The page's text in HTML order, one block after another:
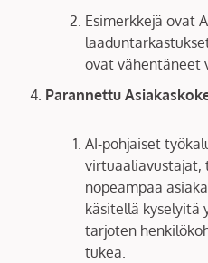
Esimerkkejä ovat
ovat vähentäneet
Parannettu
AI-pohjaiset
virtuaaliavustajat,
nopeampaa
käsitellä kyselyitä
tarjoten
tukea.